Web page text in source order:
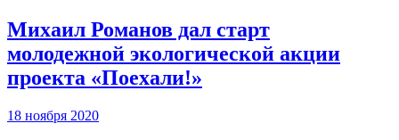
Михаил Романов дал старт
молодежной экологической акции
проекта «Поехали!»
18 ноября 2020